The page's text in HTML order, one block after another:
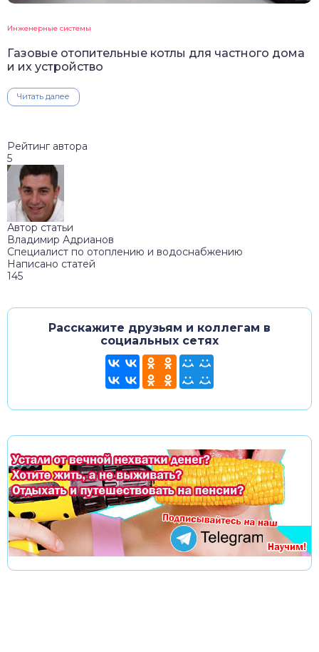
Инженерные системы
Газовые отопительные котлы для частного дома
и их устройство
Читать далее
Рейтинг автора
5
Автор статьи
Владимир Адрианов
Специалист по отоплению и водоснабжению
Написано статей
145
Расскажите друзьям и коллегам в
социальных сетях